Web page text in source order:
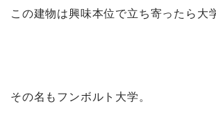
この建物は興味本位で立ち寄ったら大
その名もフンボルト大学。